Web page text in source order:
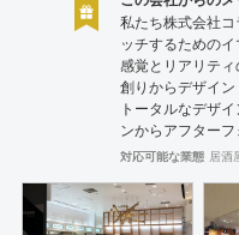
私たち株式会社
ッチするための
感覚とリアリテ
創りからデザイ
トータルなデザ
ンからアフター
手伝いを全国規
対応可能な業態 居酒